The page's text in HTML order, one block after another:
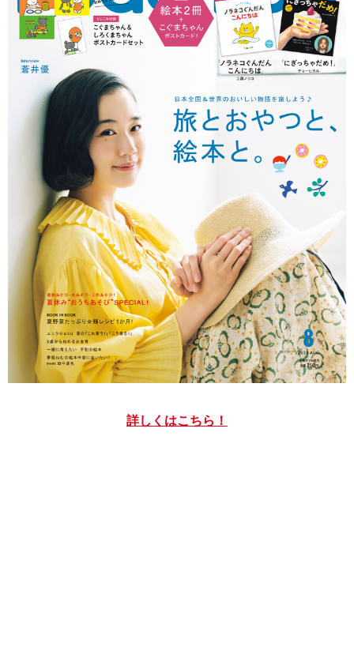
詳しくはこちら！